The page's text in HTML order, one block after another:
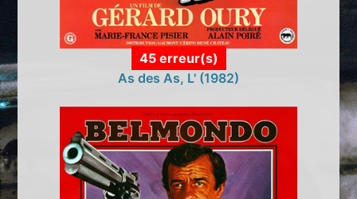
45 erreur(s)
As des As, L' (1982)